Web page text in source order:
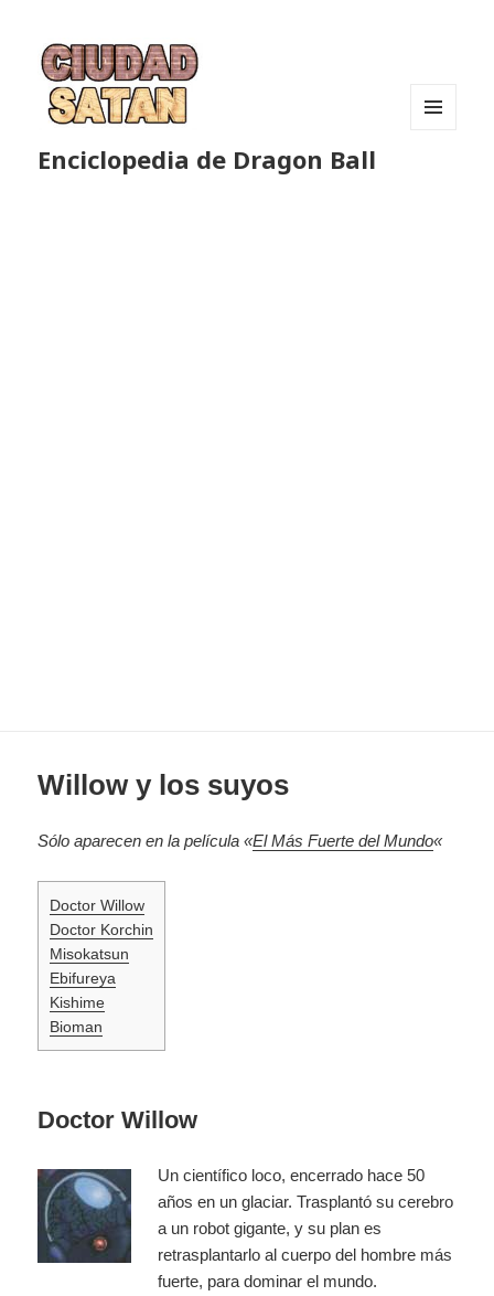
Enciclopedia de Dragon Ball
Willow y los suyos
Sólo aparecen en la película «El Más Fuerte del Mundo«
Doctor Willow
Doctor Korchin
Misokatsun
Ebifureya
Kishime
Bioman
Doctor Willow
Un científico loco, encerrado hace 50
años en un glaciar. Trasplantó su cerebro
a un robot gigante, y su plan es
retrasplantarlo al cuerpo del hombre más
fuerte, para dominar el mundo.